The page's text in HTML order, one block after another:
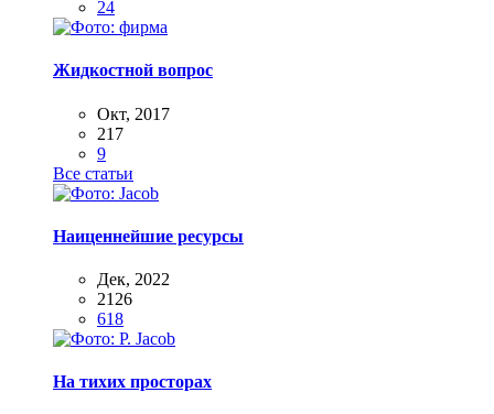
24
Жидкостной вопрос
Окт, 2017
217
9
Все статьи
Наиценнейшие ресурсы
Дек, 2022
2126
618
На тихих просторах